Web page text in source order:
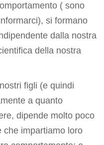
( sono
si formano
dalla nostra
della nostra
figli (e quindi
a quanto
dipende molto poco
che impartiamo loro